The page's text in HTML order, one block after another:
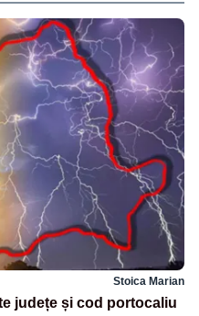
Stoica Marian
județe și cod portocaliu